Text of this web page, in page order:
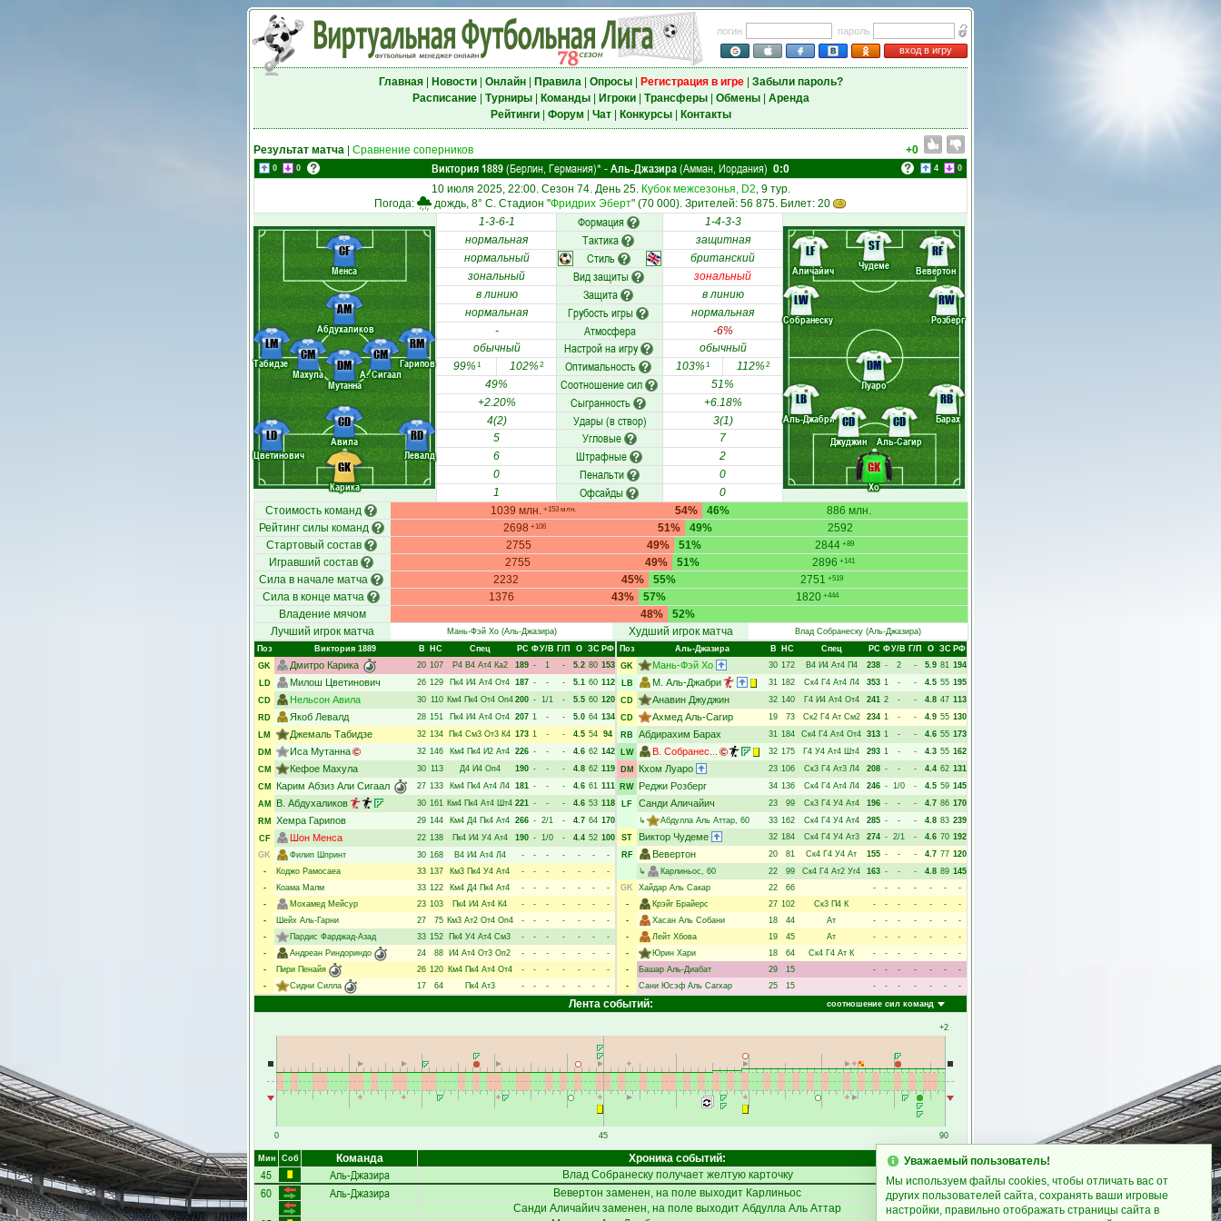
логин
пароль
вход в игру
Главная| Новости| Онлайн| Правила| Опросы| Регистрация в игре| Забыли пароль?
Расписание| Турниры| Команды| Игроки| Трансферы| Обмены| Аренда
Рейтинги| Форум Чат| Конкурсы| Контакты
Результат матча Сравнение соперников +0
0 0 Виктория 1889(Берлин, Германия)* - Аль-Джазира(Амман, Иордания) 0:0 4 0
10 июля 2025, 22:00. Сезон 74. День 25. Кубок межсезонья, D2, 9 тур.
Погода:
дождь, 8° C. Стадион "Фридрих Эберт" (70 000). Зрителей: 56 875. Билет: 20
Карика
Цветинович
Авила
Левалд
Табидзе
Мутанна
Махула А. Сигаал
Абдухаликов
Гарипов
Менса
GK
LD
CD
RD
LM
DM
CM CM
AM
RM
CF
1-3-6-1 Формация 1-4-3-3
Хо
Аль-Джабри
Джуджин
Аль-Сагир
Барах
Собранеску
Луаро
Розберг
Аличайич Чудеме Вевертон
GK
LB
CD
CD
RB
LW
DM
RW
LF ST RF
нормальная Тактика
защитная
нормальный
Стиль
британский
зональный
Вид защиты
зональный
в линию
Защита
в линию
нормальная
Грубость игры
нормальная
-
Атмосфера
-6%
обычный
Настрой на игру
обычный
99%1 102%2 Оптимальность 103%1 112%2
49% Соотношение сил
51%
+2.20%
Сыгранность
+6.18%
4(2)
Удары (в створ)
3(1)
5
Угловые
7
6
Штрафные
2
0
Пенальти
0
1
Офсайды
0
Стоимость команд
1039 млн. +153 млн. 54% 886 млн.
46%
Рейтинг силы команд
2698 +106 51% 2592
49%
Стартовый состав
2755 49% 2844 +89
51%
Игравший состав
2755 49% 2896 +141
51%
Сила в начале матча
2232 45% 2751 +519
55%
Сила в конце матча
1376 43% 1820 +444
57%
Владение мячом
48%
52%
Лучший игрок матча
Мань-Фэй Хо(Аль-Джазира) Худший игрок матча Влад Собранеску (Аль-Джазира)
Поз
Виктория 1889 В НC Спец РC ФУ/В Г/П О ЗС РФ
GK
Дмитро Карика 20 107 Р4 В4 Ат4 Ка2 189 - 1 - 5.2 80 153
LD
Милош Цветинович 26 129 Пк4 И4 Ат4 От4 187 - - - 5.1 60 112
CD
Нельсон Авила 30 110 Км4 Пк4 От4 Оп4 200 - 1/1 - 5.5 60 120
RD
Якоб Левалд 28 151 Пк4 И4 Ат4 От4 207 1 - - 5.0 64 134
LM
Джемаль Табидзе 32 134 Пк4 См3 От3 К4 173 1 - - 4.5 54 94
DM
Иса Мутанна 32 146 Км4 Пк4 И2 Ат4 226 - - - 4.6 62 142
CM
Кефое Махула 30 113 Д4 И4 Оп4 190 - - - 4.8 62 119
CM
Карим Абзиз Али Сигаал 27 133 Км4 Пк4 Ат4 Л4 181 - - - 4.6 61 111
AM
В. Абдухаликов 30 161 Км4 Пк4 Ат4 Шт4 221 - - - 4.6 53 118
RM
Хемра Гарипов 29 144 Км4 Д4 Пк4 Ат4 266 - 2/1 - 4.7 64 170
CF
Шон Менса 22 138 Пк4 И4 У4 Ат4 190 - 1/0 - 4.4 52 100
GK
Филип Шпринт 30 168 В4 И4 Ат4 Л4 - - - - - -
-
-
Коджо Рамосаеа 33 137 Км3 Пк4 У4 Ат4 - - - - - -
-
-
Коама Малм 33 122 Км4 Д4 Пк4 Ат4 - - - - - -
-
-
Мохамед Мейсур 23 103 Пк4 И4 Ат4 К4 - - - - - -
-
-
Шейх Аль-Гарни 27 75 Км3 Ат2 От4 Оп4 - - - - - -
-
-
Пардис Фарджад-Азад 33 152 Пк4 У4 Ат4 См3 - - - - - -
-
-
Андреан Риндориндо 24 88 И4 Ат4 От3 Оп2 - - - - - -
-
-
Пири Пенайя 26 120 Км4 Пк4 Ат4 От4 - - - - - -
-
-
Сидни Силла 17 64 Пк4 Ат3 - - - - - - -
Поз Аль-Джазира В НC Спец РC ФУ/В Г/П О ЗС РФ
GK
Мань-Фэй Хо 30 172 В4 И4 Ат4 П4 238 - 2 - 5.9 81 194
LB
М. Аль-Джабри 31 182 Ск4 Г4 Ат4 Л4 353 1 - - 4.5 55 195
CD
Анавин Джуджин 32 140 Г4 И4 Ат4 От4 241 2 - - 4.8 47 113
CD
Ахмед Аль-Сагир 19 73 Ск2 Г4 Ат См2 234 1 - - 4.9 55 130
RB
Абдирахим Барах 31 184 Ск4 Г4 Ат4 От4 313 1 - - 4.6 55 173
LW
В. Собранес... 32 175 Г4 У4 Ат4 Шт4 293 1 - - 4.3 55 162
DM
Кхом Луаро 23 106 Ск3 Г4 Ат3 Л4 208 - - - 4.4 62 131
RW Реджи Розберг 34 136 Ск4 Г4 Ат4 Л4 246 - 1/0 - 4.5 59 145
LF
Санди Аличайич 23 99 Ск3 Г4 У4 Ат4 196 - - - 4.7 86 170
↳
Абдулла Аль Аттар, 60 33 162 Ск4 Г4 У4 Ат4 285 - - - 4.8 83 239
ST
Виктор Чудеме 32 184 Ск4 Г4 У4 Ат3 274 - 2/1 - 4.6 70 192
RF
Вевертон 20 81 Ск4 Г4 У4 Ат 155 - - - 4.7 77 120
↳
Карлиньос, 60 22 99 Ск4 Г4 Ат2 Уг4 163 - - - 4.8 89 145
GK
Хайдар Аль Сакар 22 66 - - - - - -
-
-
Крэйг Брайерс 27 102 Ск3 П4 К - - - - - -
-
-
Хасан Аль Собани 18 44 Ат - - - - - -
-
-
Лейт Хбова 19 45 Ат - - - - - -
-
-
Юрин Хари 18 64 Ск4 Г4 Ат К - - - - - -
-
-
Башар Аль-Диабат 29 15 - - - - - -
-
-
Сани Юсэф Аль Сагхар 25 15 - - - - - -
-
соотношение сил команд
Лента событий:
0 45
+2
90
Мин Соб Команда Хроника событий: Счёт
45 Аль-Джазира Влад Собранескуполучает желтую карточку
60 Аль-Джазира Вевертон заменен, на поле выходит Карлиньос
Санди Аличайич заменен, на поле выходит Абдулла Аль Аттар
Уважаемый пользователь!
Мы используем файлы cookies, чтобы отличать вас от
других пользователей сайта, сохранять ваши игровые
настройки, правильно отображать страницы сайта в